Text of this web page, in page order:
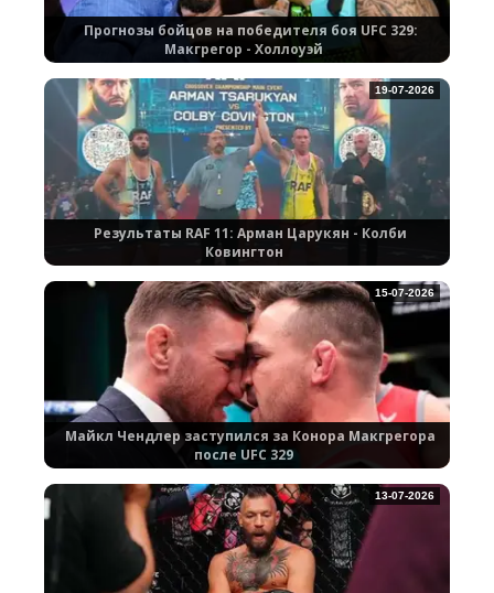
Прогнозы бойцов на победителя боя UFC 329:
Макгрегор - Холлоуэй
Результаты RAF 11: Арман Царукян - Колби
Ковингтон
19-07-2026
Майкл Чендлер заступился за Конора Макгрегора
после UFC 329
15-07-2026
13-07-2026